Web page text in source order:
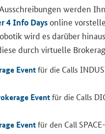
wer­den
4 Info Days on­line
wird es dar­über
durch vir­tu­el­le
Eventfür die Calls
Eventfür die Calls
Eventfür den Call